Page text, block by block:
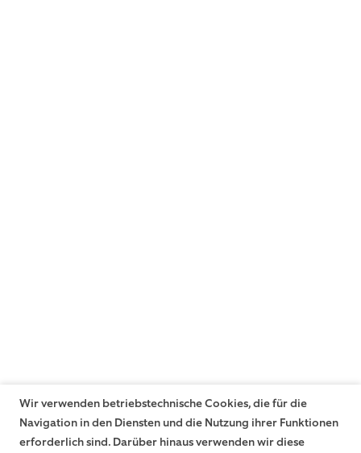
Wir verwenden betriebstechnische Cookies, die für die
Navigation in den Diensten und die Nutzung ihrer Funktionen
erforderlich sind. Darüber hinaus verwenden wir diese